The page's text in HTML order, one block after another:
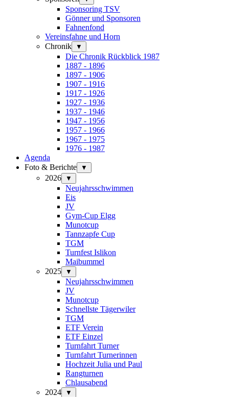
Sponsoring TSV
Gönner und Sponsoren
Fahnenfond
Vereinsfahne und Horn
Chronik
▼
Die Chronik Rückblick 1987
1887 - 1896
1897 - 1906
1907 - 1916
1917 - 1926
1927 - 1936
1937 - 1946
1947 - 1956
1957 - 1966
1967 - 1975
1976 - 1987
Agenda
Foto & Berichte
▼
2026 ▼
Neujahrsschwimmen
Eis
JV
Gym-Cup Elgg
Munotcup
Tannzapfe Cup
TGM
Turnfest Islikon
Maibummel
2025
▼
Neujahrsschwimmen
JV
Munotcup
Schnellste Tägerwiler
TGM
ETF Verein
ETF Einzel
Turnfahrt Turner
Turnfahrt Turnerinnen
Hochzeit Julia und Paul
Rangturnen
Chlausabend
2024
▼